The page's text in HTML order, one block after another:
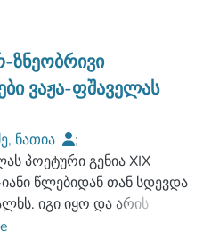
ვაჟა-ფშაველას
ნათია
;
მანანა
;
მეცნიერებათა და
ფაკულტეტი
პოეტური გენია XIX
იანი წლებიდან თან სდევდა
იგი იყო და არის
გმირული სულის